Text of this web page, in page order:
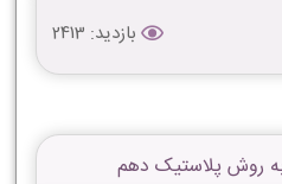
بازدید: 2413
روش پلاستیک دهم